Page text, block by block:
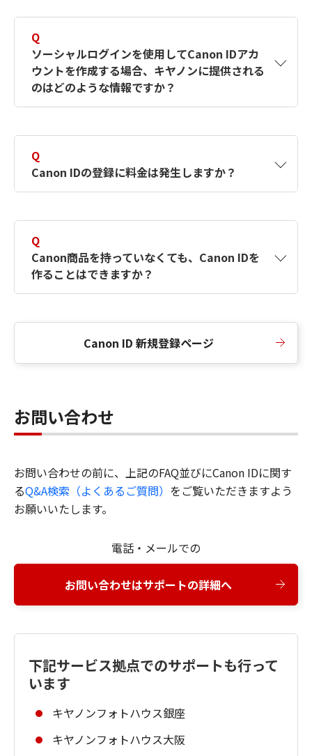
す。詳しい作成方法は【カメラ】Canon IDとは
何ですか？Canon IDの作成方法は？をご確認く
ださい。
Q
ソーシャルログインを使用してCanon IDアカ
ウントを作成する場合、キヤノンに提供される
のはどのような情報ですか？
択したサービスから取得します。アカウントを
簡単に作成できるように、この情報を使用して
Canon IDの登録フォームを入力します。
Q
Canon IDの登録に料金は発生しますか？
Q
Canon商品を持っていなくても、Canon IDを
作ることはできますか？
Canon ID 新規登録ページ
お問い合わせ
お問い合わせの前に、上記のFAQ並びにCanon IDに関す
るQ&A検索（よくあるご質問） をご覧いただきますよう
お願いいたします。
電話・メールでの
お問い合わせはサポートの詳細へ
下記サービス拠点でのサポートも行って
います
キヤノンフォトハウス銀座
キヤノンフォトハウス大阪